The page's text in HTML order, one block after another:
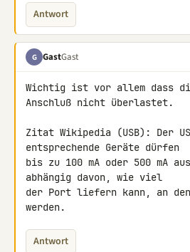
Antwort
G GastGast
Wichtig ist vor allem dass
Anschluß nicht überlastet.
Zitat Wikipedia (USB): Der
entsprechende Geräte dürfen
bis zu 100 mA oder 500 mA
abhängig davon, wie viel
der Port liefern kann, an
werden.
Antwort